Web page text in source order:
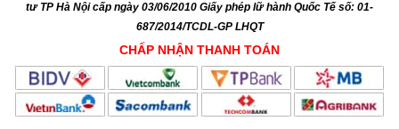
tư TP Hà Nội cấp ngày 03/06/2010 Giấy phép lữ hành Quốc Tế số: 01-
687/2014/TCDL-GP LHQT
CHẤP NHẬN THANH TOÁN